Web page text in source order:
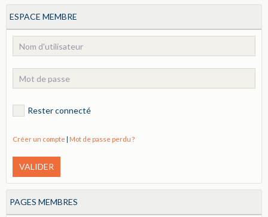
ESPACE MEMBRE
Rester connecté
Créer un compte | Mot de passe perdu ?
VALIDER
PAGES MEMBRES